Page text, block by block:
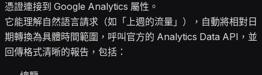
憑證連接到 Google Analytics 屬性。
它能理解自然語言請求（如「上週的流量」），自動將相對日
期轉換為具體時間範圍，呼叫官方的 Analytics Data API，並
回傳格式清晰的報告，包括：